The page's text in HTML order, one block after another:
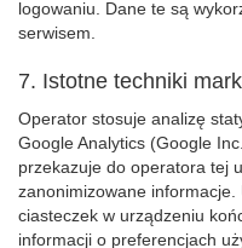
logowaniu. Dane te są
serwisem.
7. Istotne techniki
Operator stosuje analizę
Google Analytics (Google
przekazuje do operatora tej
zanonimizowane informacje.
ciasteczek w urządzeniu
informacji o preferencjach